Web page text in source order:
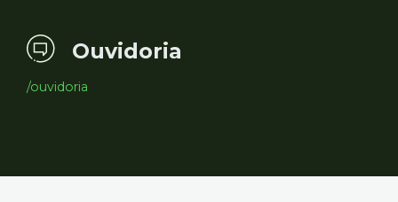
Ouvidoria
/ouvidoria